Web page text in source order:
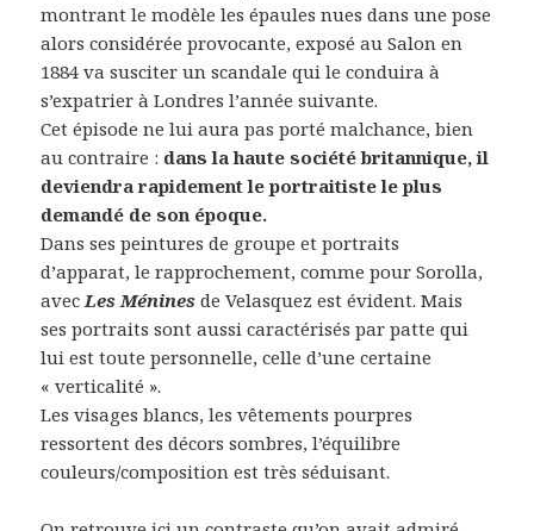
montrant le modèle les épaules nues dans une pose
alors considérée provocante, exposé au Salon en
1884 va susciter un scandale qui le conduira à
s’expatrier à Londres l’année suivante.
Cet épisode ne lui aura pas porté malchance, bien
au contraire : dans la haute société britannique, il
deviendra rapidement le portraitiste le plus
demandé de son époque.
Dans ses peintures de groupe et portraits
d’apparat, le rapprochement, comme pour Sorolla,
avecLes Ménines de Velasquez est évident. Mais
ses portraits sont aussi caractérisés par patte qui
lui est toute personnelle, celle d’une certaine
« verticalité ».
Les visages blancs, les vêtements pourpres
ressortent des décors sombres, l’équilibre
couleurs/composition est très séduisant.